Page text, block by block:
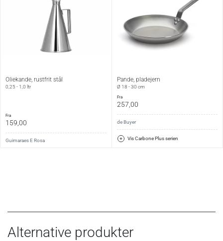
Oliekande, rustfrit stål
0,25 - 1,0 ltr
fra
159,00
Guimaraes E Rosa
Pande, pladejern
Ø 18 - 30 cm
fra
257,00
de Buyer
Vis Carbone Plus serien
Alternative produkter